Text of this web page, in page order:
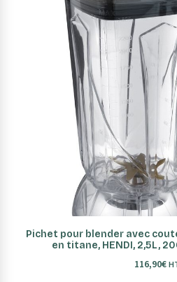
AJOUTER AU
Pichet pour blender avec
en titane, HENDI, 2,5L,
116,90€